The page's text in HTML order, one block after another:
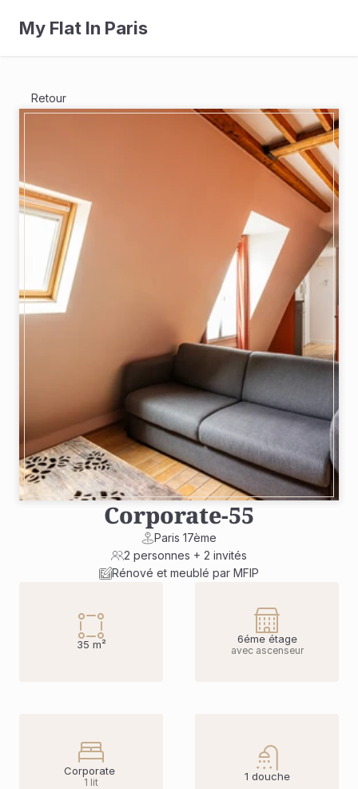
My Flat In Paris
Retour
Corporate-55
Paris 17ème
2 personnes + 2 invités
Rénové et meublé par MFIP
35 m² 6éme étage
avec ascenseur
Corporate
1 lit 1 douche